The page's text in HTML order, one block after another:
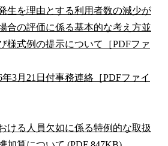
生を理由とする利用者数の減少が
合の評価に係る基本的な考え方並
様式例の提示について［PDFファ
年3月21日付事務連絡［PDFファイ
ける人員欠如に係る特例的な取扱